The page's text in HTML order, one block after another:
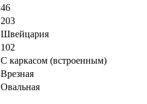
46
203
Швейцария
102
С каркасом (встроенным)
Врезная
Овальная